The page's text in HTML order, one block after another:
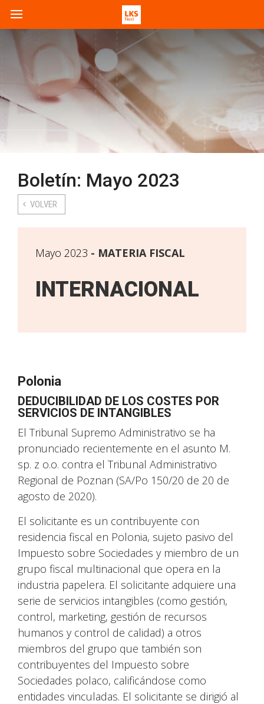
Boletín: Mayo 2023
VOLVER
Mayo 2023 MATERIA FISCAL
INTERNACIONAL
Polonia
DEDUCIBILIDAD DE LOS COSTES POR
SERVICIOS DE INTANGIBLES
El Tribunal Supremo Administrativo se ha
pronunciado recientemente en el asunto M.
sp. z o.o. contra el Tribunal Administrativo
Regional de Poznan (SA/Po 150/20 de 20 de
agosto de 2020).
El solicitante es un contribuyente con
residencia fiscal en Polonia, sujeto pasivo del
Impuesto sobre Sociedades y miembro de un
grupo fiscal multinacional que opera en la
industria papelera. El solicitante adquiere una
serie de servicios intangibles (como gestión,
control, marketing, gestión de recursos
humanos y control de calidad) a otros
miembros del grupo que también son
contribuyentes del Impuesto sobre
Sociedades polaco, calificándose como
entidades vinculadas. El solicitante se dirigió al